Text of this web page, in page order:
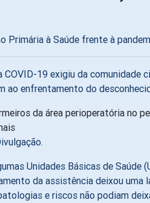
à Saúde frente à
19 exigiu da
ao enfrentamento do
Unidades Básicas de
da assistência deixou
e riscos não podiam